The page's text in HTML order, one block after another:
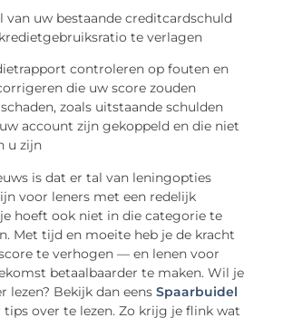
van uw bestaande creditcardschuld
te verlagen
controleren op fouten en
die uw score zouden
zoals uitstaande schulden
account zijn gekoppeld en die niet
u zijn
is dat er tal van leningopties
voor leners met een redelijk
hoeft ook niet in die categorie te
Met tijd en moeite heb je de kracht
te verhogen — en lenen voor
betaalbaarder te maken. Wil je
lezen? Bekijk dan eensSpaarbuidel
over te lezen. Zo krijg je flink wat